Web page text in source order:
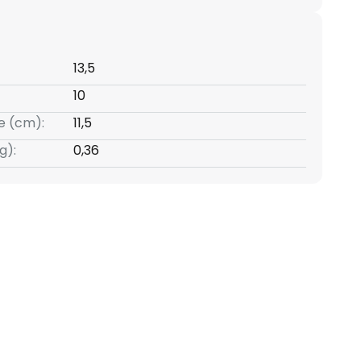
13,5
10
(cm):
11,5
0,36